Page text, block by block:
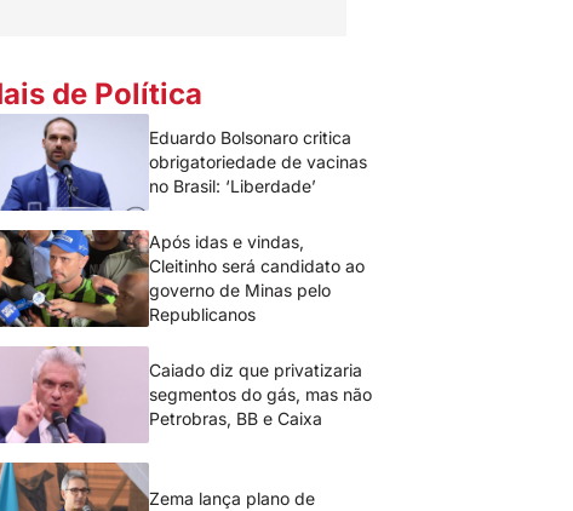
de Política
Eduardo Bolsonaro critica
obrigatoriedade de vacinas
no Brasil: ‘Liberdade’
Após idas e vindas,
Cleitinho será candidato ao
governo de Minas pelo
Republicanos
Caiado diz que privatizaria
segmentos do gás, mas não
Petrobras, BB e Caixa
Zema lança plano de